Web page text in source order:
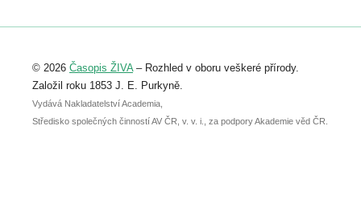
Registrovat se můžete do 6. září.
abstraktu přihlášené přednášky nebo
posteru je už 30. června.
© 2026 Časopis ŽIVA– Rozhled v oboru veškeré přírody.
Založil roku 1853 J. E. Purkyně.
Vydává Nakladatelství Academia,
Středisko společných činností AV ČR, v. v. i., za podpory Akademie věd ČR.